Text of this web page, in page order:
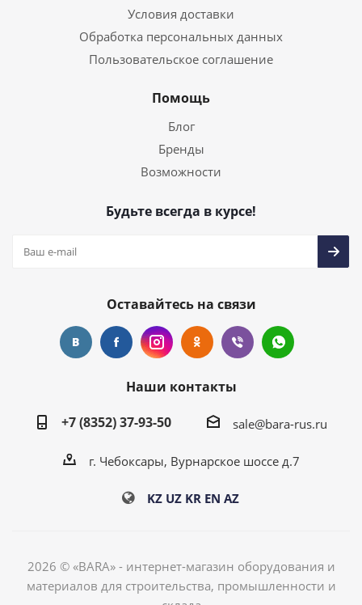
Условия доставки
Обработка персональных данных
Пользовательское соглашение
Помощь
Блог
Бренды
Возможности
Будьте всегда в курсе!
Оставайтесь на связи
Наши контакты
+7 (8352) 37-93-50
sale@bara-rus.ru
г. Чебоксары, Вурнарское шоссе д.7
KZ UZ KR EN AZ
2026 © «BARA» - интернет-магазин оборудования и
материалов для строительства, промышленности и